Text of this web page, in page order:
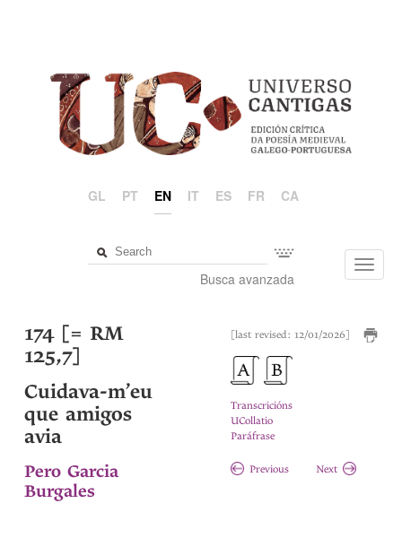
GL PT EN IT ES FR CA
Busca avanzada
[last revised: 12/01/2026]
Transcricións
UCollatio
Paráfrase
Previous Next
174 [= RM
125,7]
Cuidava-m’eu
que amigos
avia
Pero Garcia
Burgales